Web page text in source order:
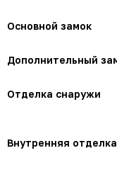
Основной замок
Дополнительный
Отделка снаружи
Внутренняя отделка